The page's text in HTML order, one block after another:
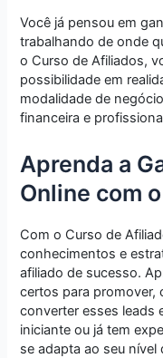
Você já pensou em
trabalhando de onde
o Curso de Afiliados,
possibilidade em
modalidade de
financeira e
Aprenda a
Online com
Com o Curso de
conhecimentos e
afiliado de sucesso.
certos para promover,
converter esses leads
iniciante ou já tem
se adapta ao seu